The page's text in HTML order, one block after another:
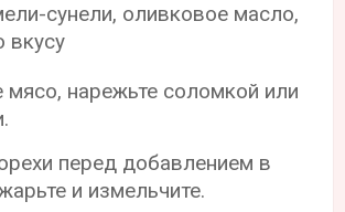
сунели, оливковое масло,
вкусу
мясо, нарежьте соломкой или
перед добавлением в
и измельчите.